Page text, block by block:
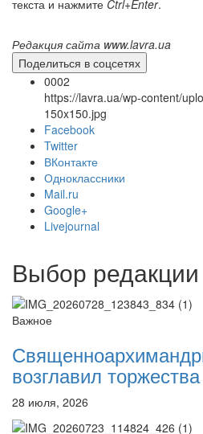
Онлайн трансляции
12 сентября 2015
12 сентября 2015
12 сентября 2015Название
12 сентября 2015 Название
12 сентября 2015Название
12 сентября 2015
Перейти к архиву
текста и нажмите Ctrl+Enter.
Редакция сайта www.lavra.ua
Поделиться в соцсетях
0002
https://lavra.ua/wp-content/
150x150.jpg
Facebook
Twitter
ВКонтакте
Одноклассники
Mail.ru
Google+
Livejournal
Выбор редакции
Важное
возглавил
28 июля, 2026